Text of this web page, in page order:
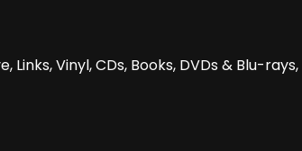
Links, Vinyl, CDs, Books, DVDs & Blu-